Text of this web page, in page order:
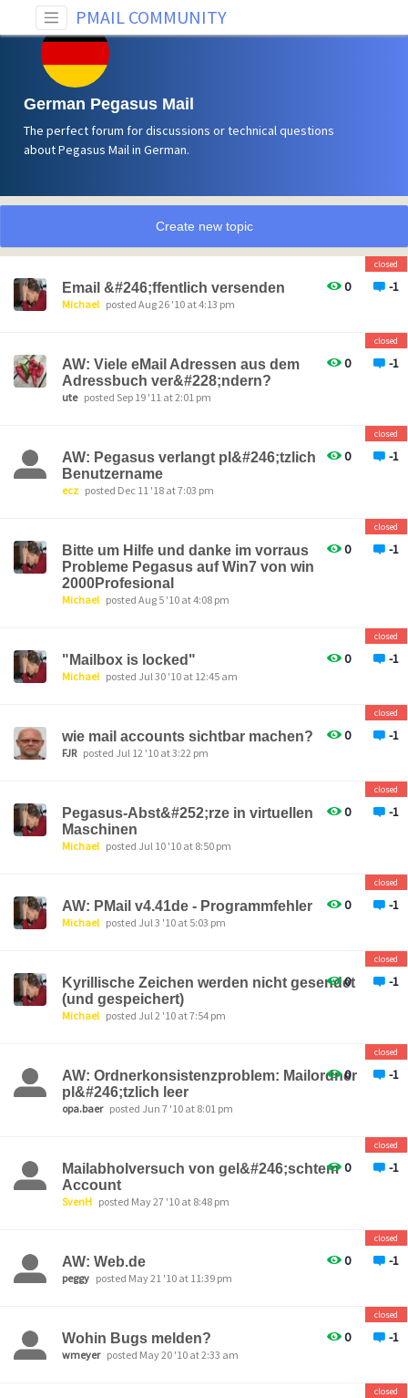
PMAIL COMMUNITY
German Pegasus Mail
The perfect forum for discussions or technical questions
about Pegasus Mail in German.
Create new topic
0 -1
closed
Email &#246;ffentlich versenden
Michael posted Aug 26 '10 at 4:13 pm
0 -1
closed
AW: Viele eMail Adressen aus dem
Adressbuch ver&#228;ndern?
ute posted Sep 19 '11 at 2:01 pm
0 -1
closed
AW: Pegasus verlangt pl&#246;tzlich
Benutzername
ecz posted Dec 11 '18 at 7:03 pm
0 -1
closed
Bitte um Hilfe und danke im vorraus
Probleme Pegasus auf Win7 von win
2000Profesional
Michael posted Aug 5 '10 at 4:08 pm
0 -1
closed
"Mailbox is locked"
Michael posted Jul 30 '10 at 12:45 am
0 -1
closed
wie mail accounts sichtbar machen?
FJR posted Jul 12 '10 at 3:22 pm
0 -1
closed
Pegasus-Abst&#252;rze in virtuellen
Maschinen
Michael posted Jul 10 '10 at 8:50 pm
0 -1
closed
AW: PMail v4.41de - Programmfehler
Michael posted Jul 3 '10 at 5:03 pm
0 -1
closed
Kyrillische Zeichen werden nicht gesendet
(und gespeichert)
Michael posted Jul 2 '10 at 7:54 pm
0 -1
closed
AW: Ordnerkonsistenzproblem: Mailordner
pl&#246;tzlich leer
opa.baer posted Jun 7 '10 at 8:01 pm
0 -1
closed
Mailabholversuch von gel&#246;schtem
Account
SvenH posted May 27 '10 at 8:48 pm
0 -1
closed
AW: Web.de
peggy posted May 21 '10 at 11:39 pm
0 -1
closed
Wohin Bugs melden?
wmeyer posted May 20 '10 at 2:33 am
closed